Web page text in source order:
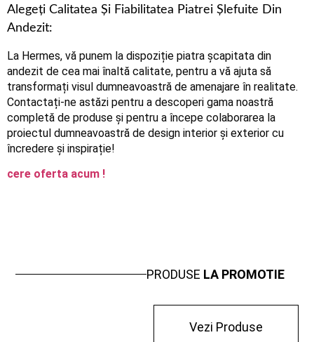
Alegeți Calitatea Și Fiabilitatea Piatrei Șlefuite Din
Andezit:
La Hermes, vă punem la dispoziție piatra șcapitata din
andezit de cea mai înaltă calitate, pentru a vă ajuta să
transformați visul dumneavoastră de amenajare în realitate.
Contactați-ne astăzi pentru a descoperi gama noastră
completă de produse și pentru a începe colaborarea la
proiectul dumneavoastră de design interior și exterior cu
încredere și inspirație!
cere oferta acum !
PRODUSE LA PROMOTIE
Vezi Produse